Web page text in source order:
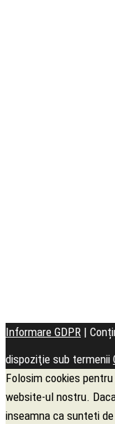
Informare GDPR |
dispoziţie sub termenii
Folosim cookies
website-ul nostru.
inseamna ca sunteti